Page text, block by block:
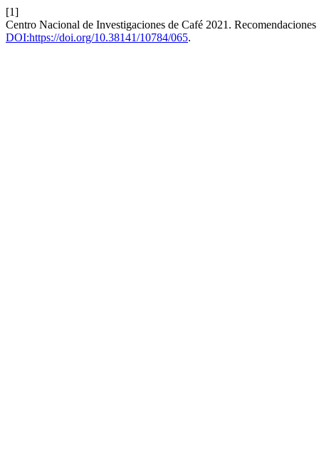
[1]
Centro Nacional de Investigaciones de Café 2021.
DOI:https://doi.org/10.38141/10784/065.